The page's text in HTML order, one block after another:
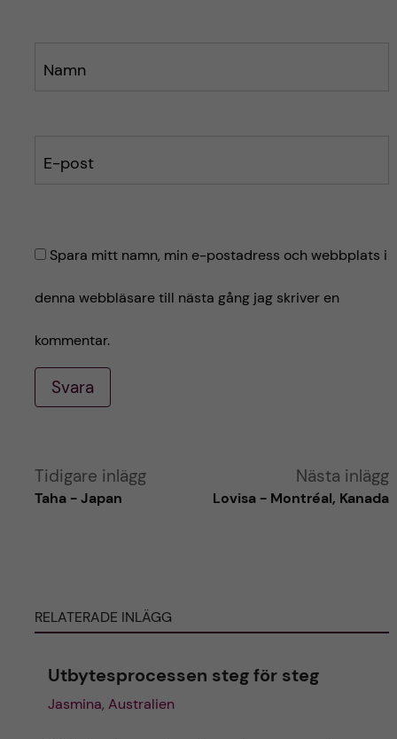
Namn
E-post
Spara mitt namn, min e-postadress och webbplats i
denna webbläsare till nästa gång jag skriver en
kommentar.
Svara
A
Tidigare inlägg
Taha - Japan
Nästa inlägg
Lovisa - Montréal, Kanada
RELATERADE INLÄGG
Utbytesprocessen steg för steg
Jasmina, Australien